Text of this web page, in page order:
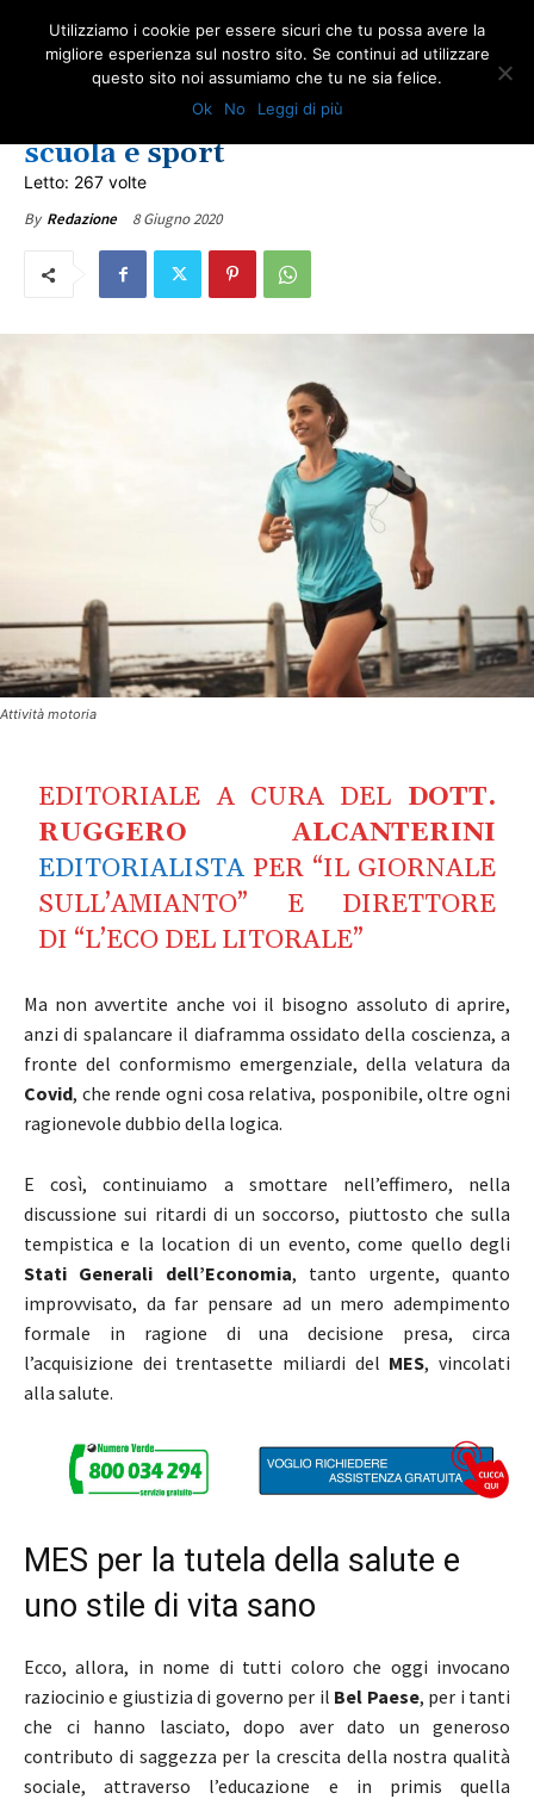
ULTIME NOTIZIE
MES salute, prova d’appello per
scuola e sport
Letto: 267 volte
By Redazione 8 Giugno 2020
Attività motoria
EDITORIALE A CURA DEL DOTT.
RUGGERO ALCANTERINI
EDITORIALISTA PER “IL GIORNALE
SULL’AMIANTO” E DIRETTORE
DI “L’ECO DEL LITORALE”
Ma non avvertite anche voi il bisogno assoluto di aprire,
anzi di spalancare il diaframma ossidato della coscienza, a
fronte del conformismo emergenziale, della velatura da
Covid, che rende ogni cosa relativa, posponibile, oltre ogni
ragionevole dubbio della logica.
E così, continuiamo a smottare nell’effimero, nella
discussione sui ritardi di un soccorso, piuttosto che sulla
tempistica e la location di un evento, come quello degli
Stati Generali dell’Economia, tanto urgente, quanto
improvvisato, da far pensare ad un mero adempimento
formale in ragione di una decisione presa, circa
l’acquisizione dei trentasette miliardi del MES, vincolati
alla salute.
MES per la tutela della salute e
uno stile di vita sano
Ecco, allora, in nome di tutti coloro che oggi invocano
raziocinio e giustizia di governo per il Bel Paese, per i tanti
che ci hanno lasciato, dopo aver dato un generoso
contributo di saggezza per la crescita della nostra qualità
sociale, attraverso l’educazione e in primis quella
Utilizziamo i cookie per essere sicuri che tu possa avere la
migliore esperienza sul nostro sito. Se continui ad utilizzare
questo sito noi assumiamo che tu ne sia felice.
Ok
No Leggi di più